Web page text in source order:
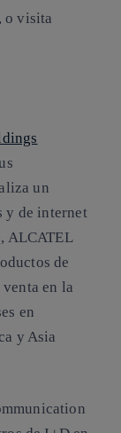
o visita
un
y de internet
ALCATEL
de
en la
en
y Asia